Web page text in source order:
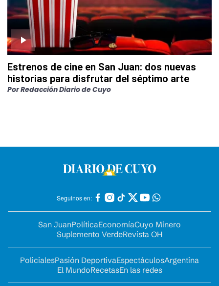
Estrenos de cine en San Juan: dos nuevas
historias para disfrutar del séptimo arte
PorRedacción Diario de Cuyo
Seguinos en:
San JuanPolíticaEconomíaCuyo Minero
Suplemento VerdeRevista OH
PolicialesPasión DeportivaEspectáculosArgentina
El MundoRecetasEn las redes